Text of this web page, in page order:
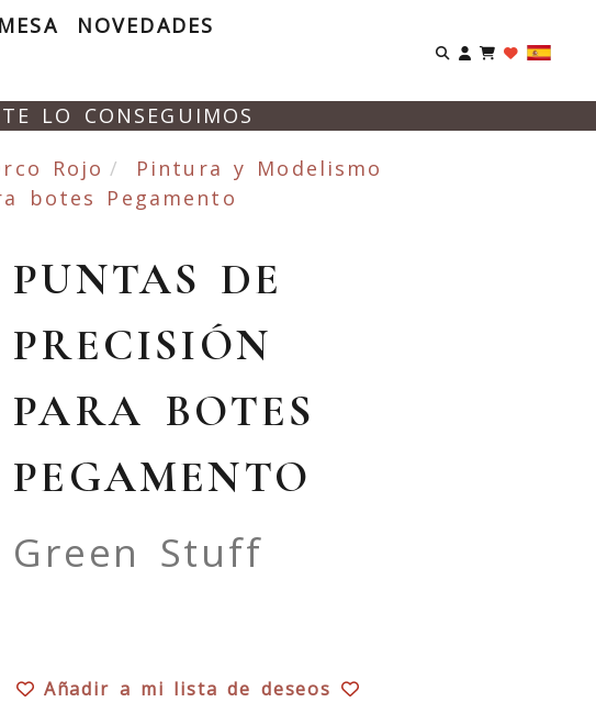
NOVEDADES
LO CONSEGUIMOS
Rojo
Pintura y Modelismo
botes Pegamento
PUNTAS DE
PRECISIÓN
PARA BOTES
PEGAMENTO
Green Stuff
Añadir a mi lista de deseos